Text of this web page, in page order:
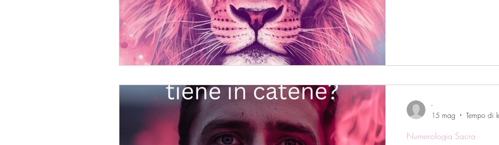
guidata dal 23/5
Numerologia Sacra
-
15 mag
Tempo di